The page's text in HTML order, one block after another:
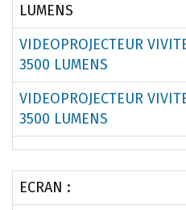
LUMENS
VIDEOPROJECTEUR
3500 LUMENS
VIDEOPROJECTEUR
3500 LUMENS
ECRAN :